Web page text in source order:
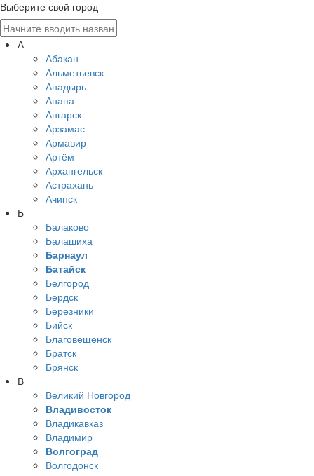
Выберите свой город
А
Абакан
Альметьевск
Анадырь
Анапа
Ангарск
Арзамас
Армавир
Артём
Архангельск
Астрахань
Ачинск
Б
Балаково
Балашиха
Барнаул
Батайск
Белгород
Бердск
Березники
Бийск
Благовещенск
Братск
Брянск
В
Великий Новгород
Владивосток
Владикавказ
Владимир
Волгоград
Волгодонск